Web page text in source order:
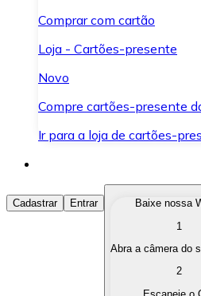
Comprar com cartão
Loja - Cartões-presente
Novo
Compre cartões-presente
Ir para a loja de cartões-
Comprar Criptomoedas
Compre as criptomoedas
Converta suas
Cadastrar Entrar
Baixe nossa
1
Abra a câmera do
2